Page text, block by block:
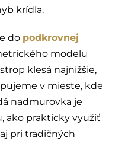
krídla.
do podkrovnej
modelu
klesá najnižšie,
v mieste, kde
nadmurovka je
ako prakticky využiť
pri tradičných